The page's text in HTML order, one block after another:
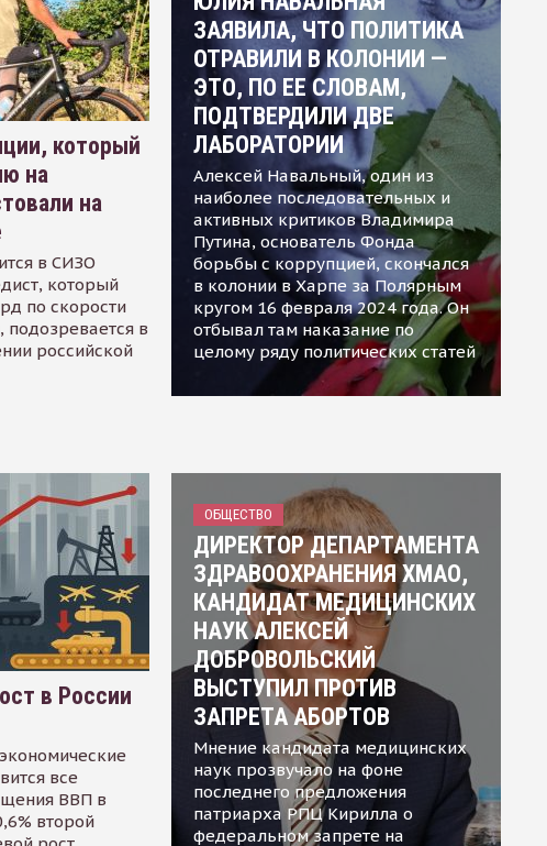
который
на
на
в СИЗО
который
по скорости
подозревается в
российской
ЗАЯВИЛА, ЧТО ПОЛИТИКА
ОТРАВИЛИ В КОЛОНИИ —
ЭТО, ПО ЕЕ СЛОВАМ,
ПОДТВЕРДИЛИ ДВЕ
ЛАБОРАТОРИИ
Алексей Навальный, один из
наиболее последовательных и
активных критиков Владимира
Путина, основатель Фонда
борьбы с коррупцией, скончался
в колонии в Харпе за Полярным
кругом 16 февраля 2024 года. Он
отбывал там наказание по
целому ряду политических статей
в России
все
ВВП в
второй
ОБЩЕСТВО
ДИРЕКТОР ДЕПАРТАМЕНТА
ЗДРАВООХРАНЕНИЯ ХМАО,
КАНДИДАТ МЕДИЦИНСКИХ
НАУК АЛЕКСЕЙ
ДОБРОВОЛЬСКИЙ
ВЫСТУПИЛ ПРОТИВ
ЗАПРЕТА АБОРТОВ
Мнение кандидата медицинских
наук прозвучало на фоне
последнего предложения
патриарха РПЦ Кирилла о
федеральном запрете на